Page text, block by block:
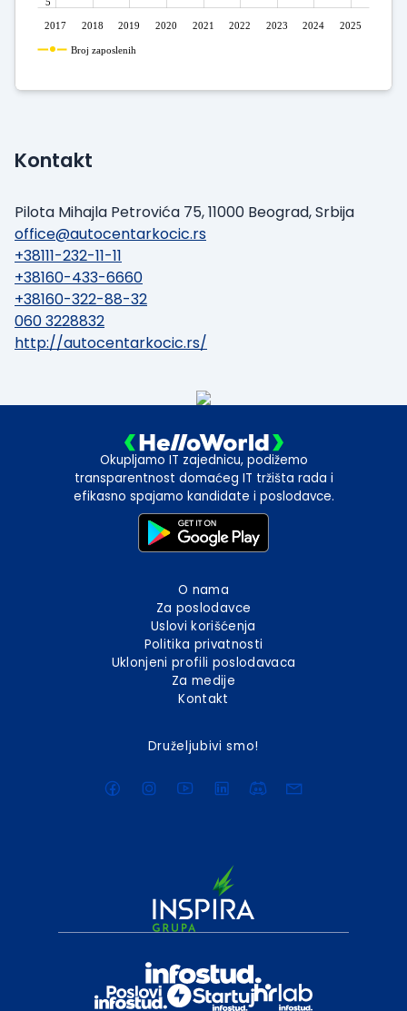
2017 2018 2019 2020 2021 2022 2023 2024 2025
Broj zaposlenih
Kontakt
Pilota Mihajla Petrovića 75, 11000 Beograd, Srbija
office@autocentarkocic.rs
+38111-232-11-11
+38160-433-6660
+38160-322-88-32
060 3228832
http://autocentarkocic.rs/
Okupljamo IT zajednicu, podižemo
transparentnost domaćeg IT tržišta rada i
efikasno spajamo kandidate i poslodavce.
O nama
Za poslodavce
Uslovi korišćenja
Politika privatnosti
Uklonjeni profili poslodavaca
Za medije
Kontakt
Druželjubivi smo!